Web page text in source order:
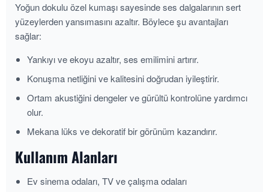
Yoğun dokulu özel kumaşı sayesinde ses dalgalarının sert
yüzeylerden yansımasını azaltır. Böylece şu avantajları
sağlar:
Yankıyı ve ekoyu azaltır, ses emilimini artırır.
Konuşma netliğini ve kalitesini doğrudan iyileştirir.
Ortam akustiğini dengeler ve gürültü kontrolüne yardımcı
olur.
Mekana lüks ve dekoratif bir görünüm kazandırır.
Kullanım Alanları
Ev sinema odaları, TV ve çalışma odaları